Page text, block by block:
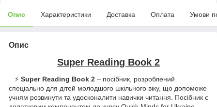
Опис Характеристики Доставка Оплата Умови
Опис
Super Reading Book 2
⚡️ Super Reading Book 2 – посібник, розроблений
спеціально для дітей молодшого шкільного віку, що допоможе
учням розвинути та удосконалити навички читання. Посібник є